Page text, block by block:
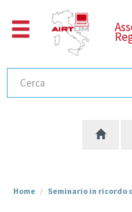
contenuto
Home Seminario in ricordo